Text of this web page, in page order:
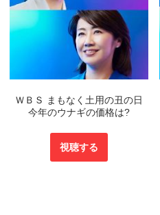
ＷＢＳ まもなく土用の丑の日
今年のウナギの価格は?
視聴する